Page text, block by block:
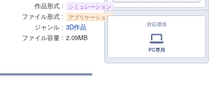
作品形式 シミュレーション
ファイル形式 アプリケーション
ジャンル
3D作品
ファイル容量
2.09MB
対応環境
PC専用